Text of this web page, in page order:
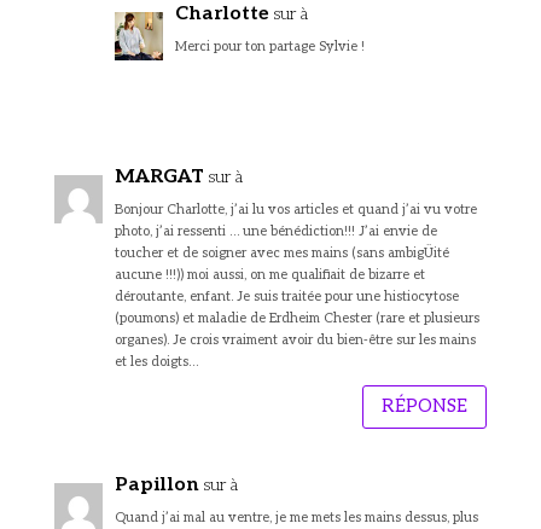
Charlotte sur à
Merci pour ton partage Sylvie !
MARGAT sur à
Bonjour Charlotte, j’ai lu vos articles et quand j’ai vu votre
photo, j’ai ressenti … une bénédiction!!! J’ai envie de
toucher et de soigner avec mes mains (sans ambigÜité
aucune !!!)) moi aussi, on me qualifiait de bizarre et
déroutante, enfant. Je suis traitée pour une histiocytose
(poumons) et maladie de Erdheim Chester (rare et plusieurs
organes). Je crois vraiment avoir du bien-être sur les mains
et les doigts…
RÉPONSE
Papillon sur à
Quand j’ai mal au ventre, je me mets les mains dessus, plus